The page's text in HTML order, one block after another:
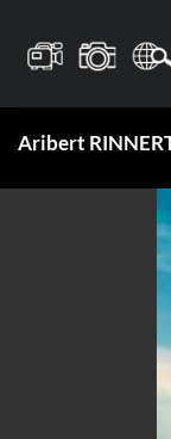
contenu
Aribert